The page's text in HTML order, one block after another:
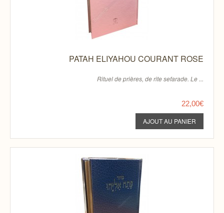
PATAH ELIYAHOU COURANT ROSE
Rituel de prières, de rite sefarade. Le ...
22,00€